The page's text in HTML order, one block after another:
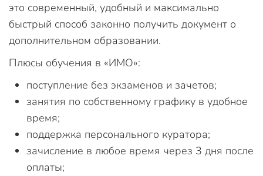
это современный, удобный и максимально
быстрый способ законно получить документ о
дополнительном образовании.
Плюсы обучения в «ИМО»:
поступление без экзаменов и зачетов;
занятия по собственному графику в удобное
время;
поддержка персонального куратора;
зачисление в любое время через 3 дня после
оплаты;